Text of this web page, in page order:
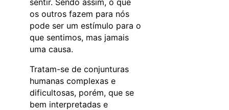
os outros fazem para nós
pode ser um estímulo para o
que sentimos, mas jamais
uma causa.
Tratam-se de conjunturas
humanas complexas e
dificultosas, porém, que se
bem interpretadas e